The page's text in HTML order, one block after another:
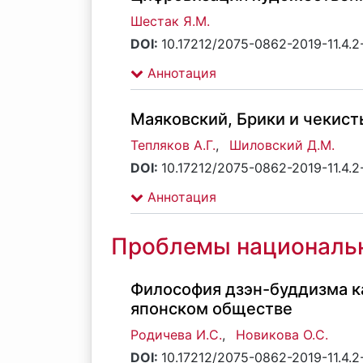
Шестак Я.М.
DOI: 10.17212/2075-0862-2019-
Аннотация
Маяковский, Брики и
Тепляков А.Г.,
Шиловский Д.М.
DOI: 10.17212/2075-0862-2019-
Аннотация
Проблемы
Философия дзэн-буддизма
японском обществе
Родичева И.С.,
Новикова О.С.
DOI: 10.17212/2075-0862-2019-